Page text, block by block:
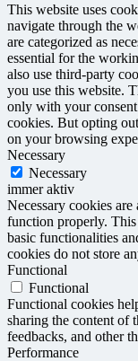
This website uses
navigate through the
are categorized as
essential for the
also use third-party
you use this website.
only with your
cookies. But opting
on your browsing
Necessary
Necessary
immer aktiv
Necessary cookies
function properly.
basic functionalities
cookies do not store
Functional
Functional
Functional cookies
sharing the content of
feedbacks, and other
Performance